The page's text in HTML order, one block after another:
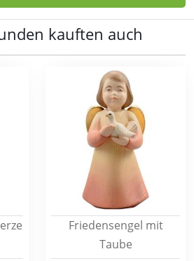
kauften auch
Friedensengel mit
Taube